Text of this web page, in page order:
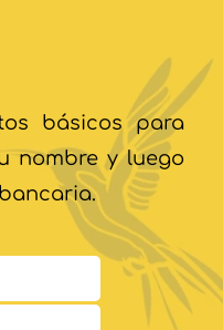
básicos para
nombre y luego